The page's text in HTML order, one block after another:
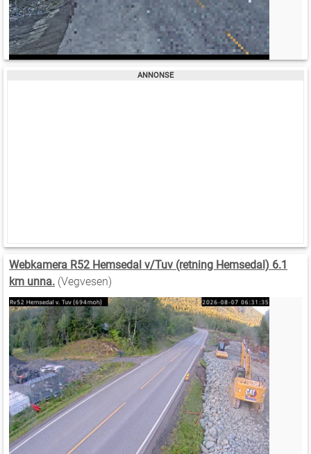
Webkamera R52 Hemsedal v/Tuv (retning Hemsedal) 6.1
km unna. (Vegvesen)